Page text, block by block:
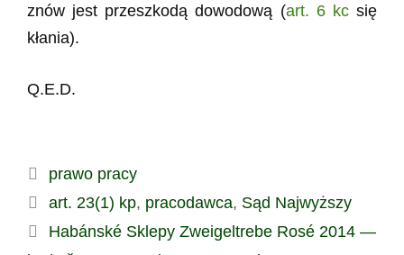
znów jest przeszkodą dowodową (art. 6 kcsię
kłania).
Q.E.D.
Kategorie
prawo pracy
Tagi
art. 23(1) kp, pracodawca, Sąd Najwyższy
Habánské Sklepy Zweigeltrebe Rosé 2014 —